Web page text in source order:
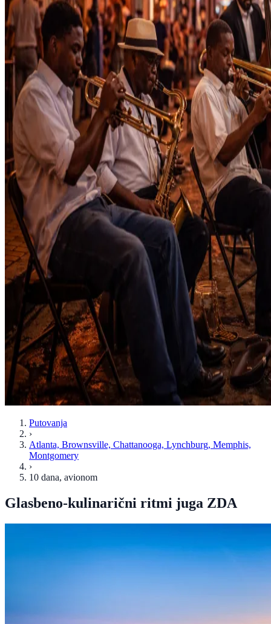
Putovanja
›
Atlanta, Brownsville, Chattanooga, Lynchburg, Memphis,
Montgomery
›
10 dana, avionom
Glasbeno-kulinarični ritmi juga ZDA